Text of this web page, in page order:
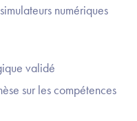
numériques
validé
sur les compétences